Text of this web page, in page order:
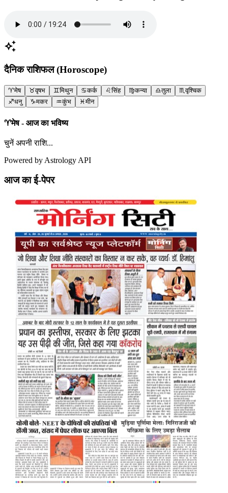
auto_awesome
दैनिक राशिफल (Horoscope)
♈मेष ♉वृषभ ♊मिथुन ♋कर्क ♌सिंह ♍कन्या ♎तुला ♏वृश्चिक
♐धनु ♑मकर ♒कुंभ ♓मीन
♈मेष- आज का भविष्य
चुनें अपनी राशि...
Powered by Astrology API
आज का ई-पेपर